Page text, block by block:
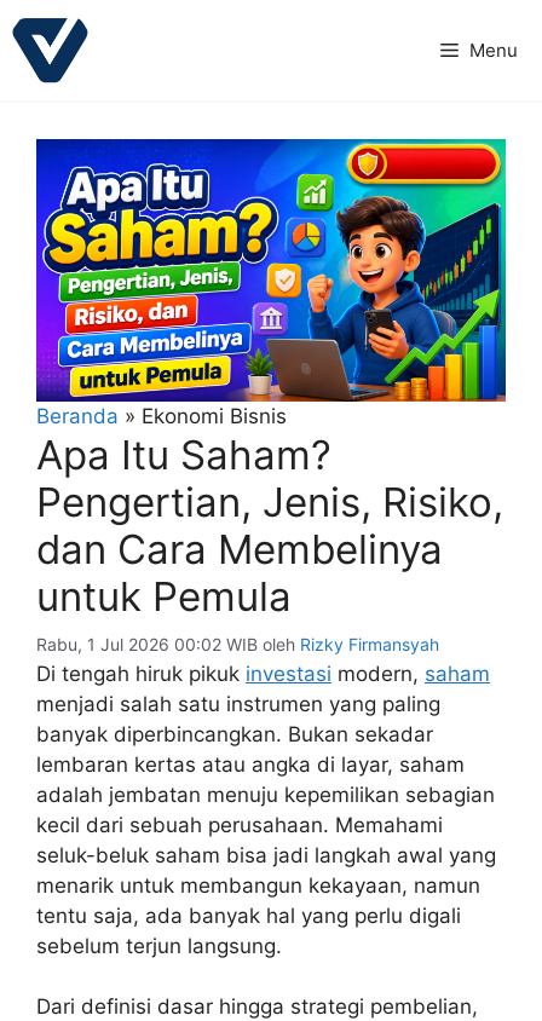
Langsung
ke
Menu
Beranda » Ekonomi Bisnis
Apa Itu Saham?
Pengertian, Jenis, Risiko,
dan Cara Membelinya
untuk Pemula
Rabu, 1 Jul 2026 00:02 WIB oleh Rizky Firmansyah
Di tengah hiruk pikuk investasi modern, saham
menjadi salah satu instrumen yang paling
banyak diperbincangkan. Bukan sekadar
lembaran kertas atau angka di layar, saham
adalah jembatan menuju kepemilikan sebagian
kecil dari sebuah perusahaan. Memahami
seluk-beluk saham bisa jadi langkah awal yang
menarik untuk membangun kekayaan, namun
tentu saja, ada banyak hal yang perlu digali
sebelum terjun langsung.
Dari definisi dasar hingga strategi pembelian,